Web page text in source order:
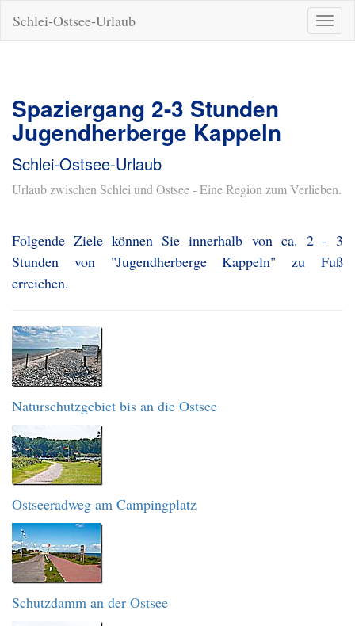
ein-/
Schlei-Ostsee-Urlaub
Spaziergang 2-3 Stunden
Jugendherberge Kappeln
Schlei-Ostsee-Urlaub
Urlaub zwischen Schlei und Ostsee - Eine Region zum Verlieben.
Folgende Ziele können Sie innerhalb von ca. 2 - 3
Stunden von "Jugendherberge Kappeln" zu Fuß
erreichen.
Naturschutzgebiet bis an die Ostsee
Ostseeradweg am Campingplatz
Schutzdamm an der Ostsee